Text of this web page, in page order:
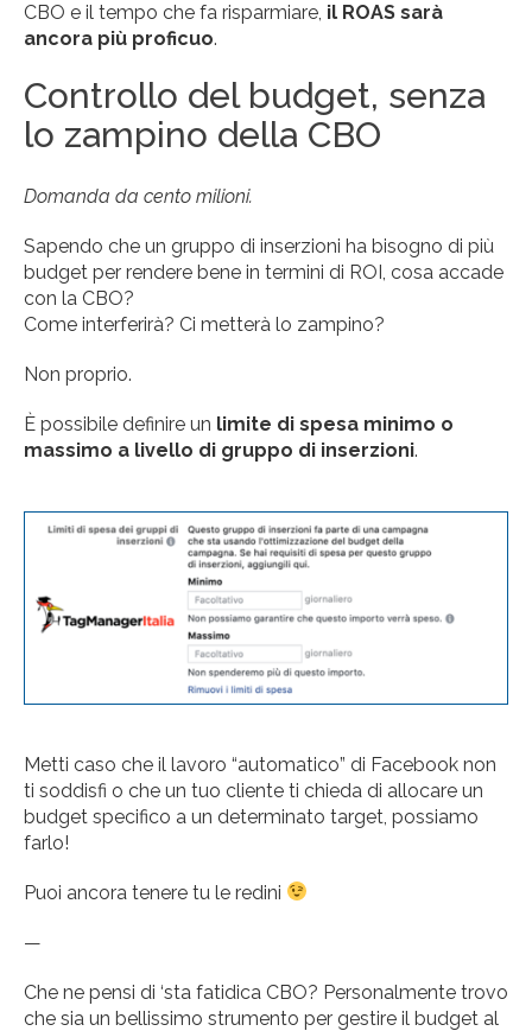
CBO e il tempo che fa risparmiare, il ROAS sarà
ancora più proficuo.
Controllo del budget, senza
lo zampino della CBO
Domanda da cento milioni.
Sapendo che un gruppo di inserzioni ha bisogno di più
budget per rendere bene in termini di ROI, cosa accade
con la CBO?
Come interferirà? Ci metterà lo zampino?
Non proprio.
È possibile definire un limite di spesa minimo o
massimo a livello di gruppo di inserzioni.
Metti caso che il lavoro “automatico” di Facebook non
ti soddisfi o che un tuo cliente ti chieda di allocare un
budget specifico a un determinato target, possiamo
farlo!
Puoi ancora tenere tu le redini
—
Che ne pensi di ‘sta fatidica CBO? Personalmente trovo
che sia un bellissimo strumento per gestire il budget al